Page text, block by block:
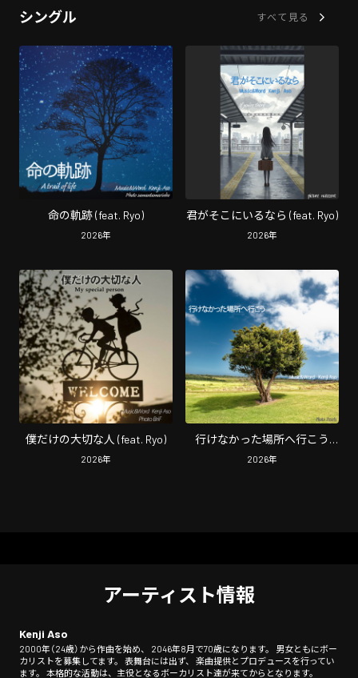
シングル すべて見る
命の軌跡 (feat. Ryo)
2026年
君がそこにいるなら (feat. Ryo)
2026年
僕だけの大切な人 (feat. Ryo)
2026年
行けなかった場所へ行こう
(feat. Ryo)
2026年
アーティスト情報
Kenji Aso
2000年（24歳）から作曲を始め、 2046年8月で70歳になります。 男女ともにボー
カリストを募集してます。 表舞台には出ず、 楽曲提供とプロデュースを行ってい
ます。 本格的な活動は、主役となるボーカリスト達が来てからとなります。